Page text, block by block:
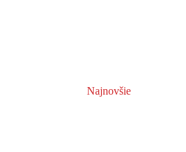
Najnovšie